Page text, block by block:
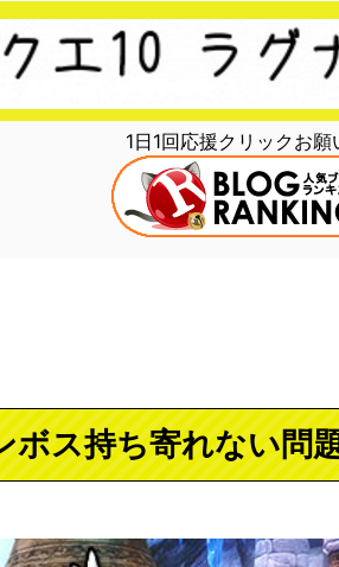
1日1回応援クリックお願
ボス持ち寄れない問